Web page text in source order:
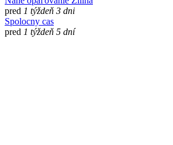
pred 1 týždeň 3 dni
Spolocny cas
pred 1 týždeň 5 dní